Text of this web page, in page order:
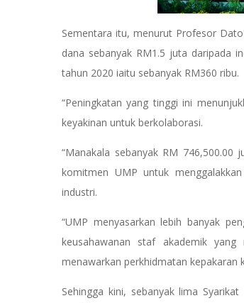
Sementara itu, menurut Profesor
dana sebanyak RM1.5 juta daripada
tahun 2020 iaitu sebanyak RM360 ribu.
“Peningkatan yang tinggi ini
keyakinan untuk berkolaborasi.
“Manakala sebanyak RM
komitmen UMP untuk
industri.
“UMP menyasarkan lebih banyak
keusahawanan staf akademik
menawarkan perkhidmatan kepakaran
Sehingga kini, sebanyak lima